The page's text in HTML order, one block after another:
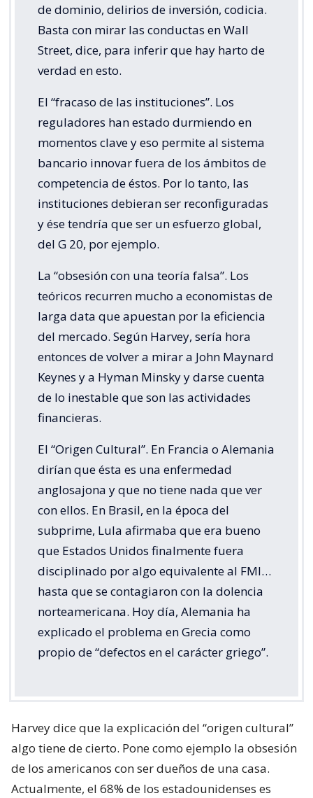
de dominio, delirios de inversión, codicia.
Basta con mirar las conductas en Wall
Street, dice, para inferir que hay harto de
verdad en esto.
El “fracaso de las instituciones”. Los
reguladores han estado durmiendo en
momentos clave y eso permite al sistema
bancario innovar fuera de los ámbitos de
competencia de éstos. Por lo tanto, las
instituciones debieran ser reconfiguradas
y ése tendría que ser un esfuerzo global,
del G 20, por ejemplo.
La “obsesión con una teoría falsa”. Los
teóricos recurren mucho a economistas de
larga data que apuestan por la eficiencia
del mercado. Según Harvey, sería hora
entonces de volver a mirar a John Maynard
Keynes y a Hyman Minsky y darse cuenta
de lo inestable que son las actividades
financieras.
El “Origen Cultural”. En Francia o Alemania
dirían que ésta es una enfermedad
anglosajona y que no tiene nada que ver
con ellos. En Brasil, en la época del
subprime, Lula afirmaba que era bueno
que Estados Unidos finalmente fuera
disciplinado por algo equivalente al FMI…
hasta que se contagiaron con la dolencia
norteamericana. Hoy día, Alemania ha
explicado el problema en Grecia como
propio de “defectos en el carácter griego”.
Harvey dice que la explicación del “origen cultural”
algo tiene de cierto. Pone como ejemplo la obsesión
de los americanos con ser dueños de una casa.
Actualmente, el 68% de los estadounidenses es